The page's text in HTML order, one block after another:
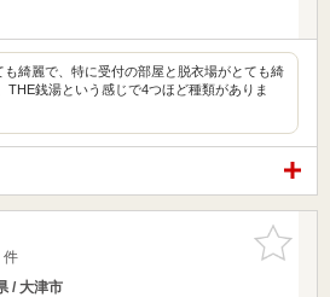
も綺麗で、特に受付の部屋と脱衣場がとても綺
THE銭湯という感じで4つほど種類がありま
お気に入
りに追加
/ 大津市